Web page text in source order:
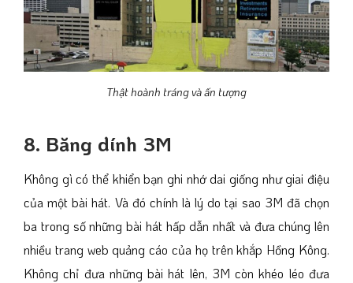
Thật hoành tráng và ấn tượng
8. Băng dính 3M
Không gì có thể khiển bạn ghi nhớ dai giống như giai điệu
của một bài hát. Và đó chính là lý do tại sao 3M đã chọn
ba trong số những bài hát hấp dẫn nhất và đưa chúng lên
nhiều trang web quảng cáo của họ trên khắp Hồng Kông.
Không chỉ đưa những bài hát lên, 3M còn khéo léo đưa